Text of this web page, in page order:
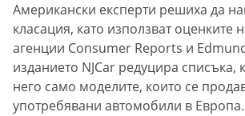
Американски експерти решиха да
класация, като използват оценките
агенции Consumer Reports и
изданието NJCar редуцира списъка,
него само моделите, които се
употребявани автомобили в Европа.